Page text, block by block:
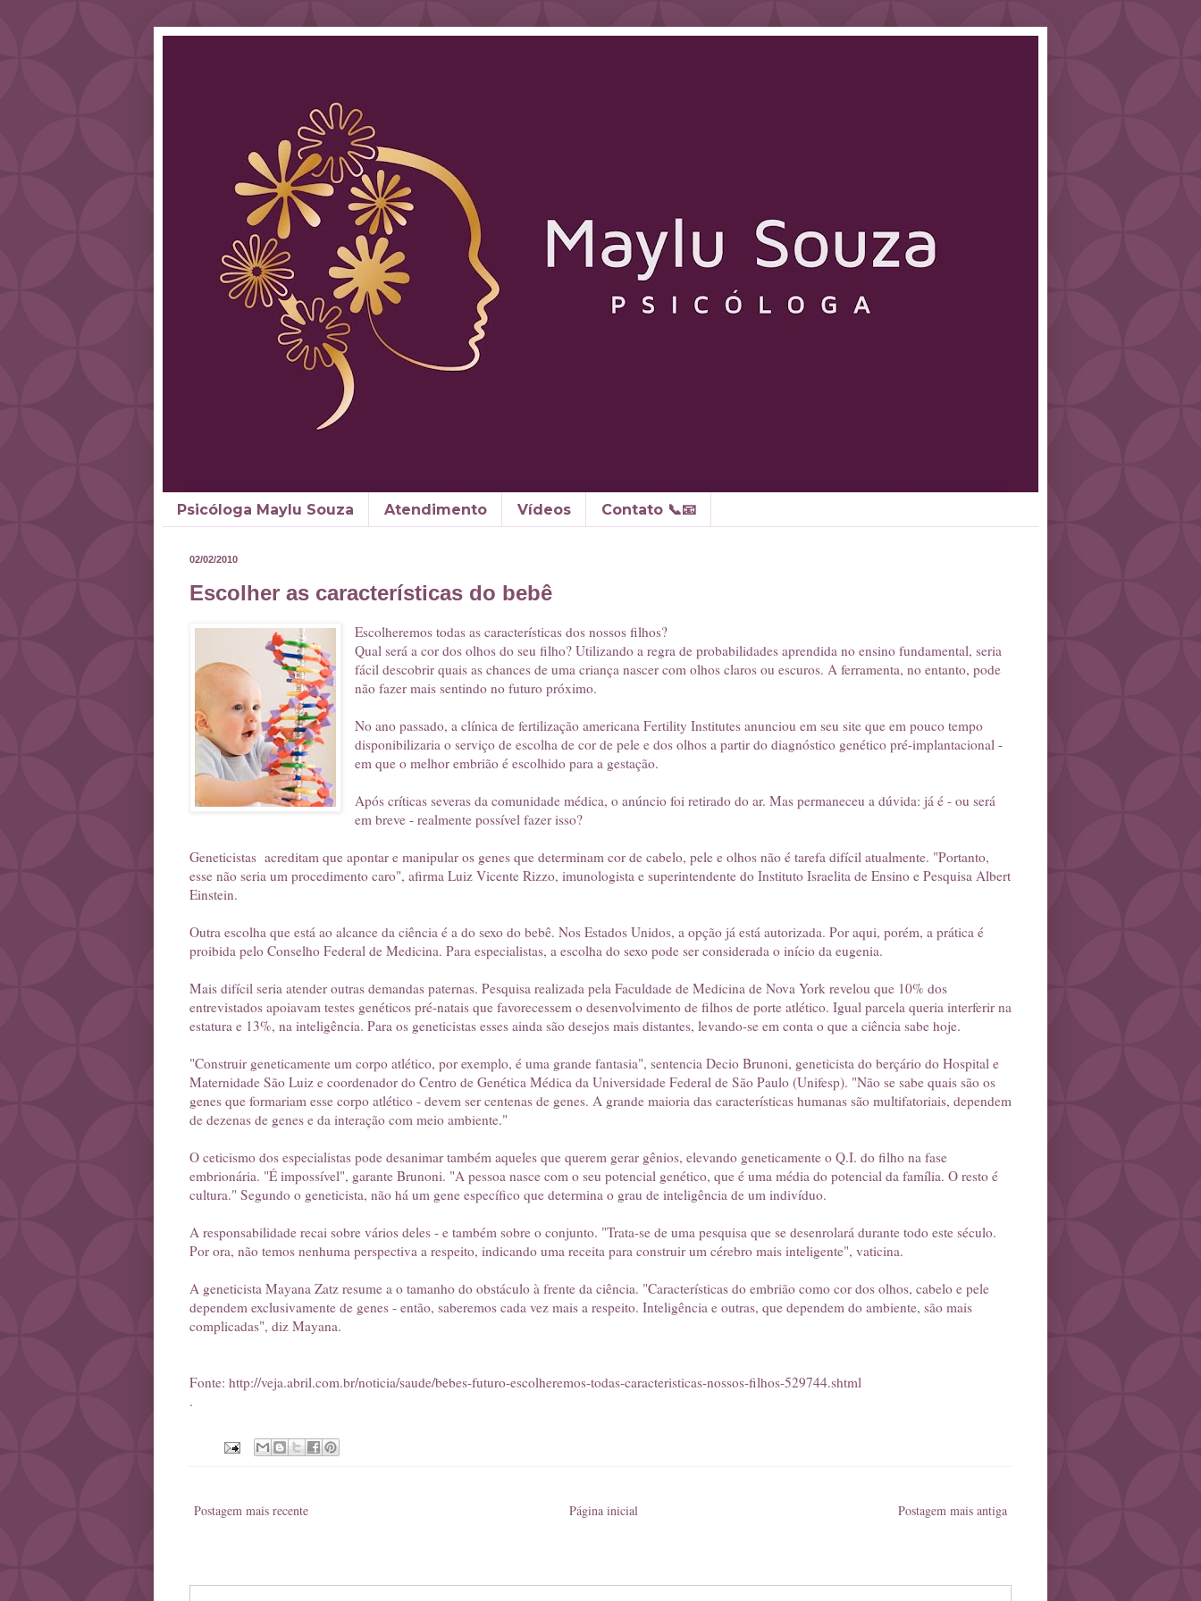
Psicóloga Maylu Souza Atendimento Vídeos Contato 📞📧
02/02/2010
Escolher as características do bebê
Escolheremos todas as características dos nossos filhos?
Qual será a cor dos olhos do seu filho? Utilizando a regra de probabilidades aprendida no ensino fundamental, seria
fácil descobrir quais as chances de uma criança nascer com olhos claros ou escuros. A ferramenta, no entanto, pode
não fazer mais sentindo no futuro próximo.
No ano passado, a clínica de fertilização americana Fertility Institutes anunciou em seu site que em pouco tempo
disponibilizaria o serviço de escolha de cor de pele e dos olhos a partir do diagnóstico genético pré-implantacional -
em que o melhor embrião é escolhido para a gestação.
Após críticas severas da comunidade médica, o anúncio foi retirado do ar. Mas permaneceu a dúvida: já é - ou será
em breve - realmente possível fazer isso?
Geneticistas acreditam que apontar e manipular os genes que determinam cor de cabelo, pele e olhos não é tarefa difícil atualmente. "Portanto,
esse não seria um procedimento caro", afirma Luiz Vicente Rizzo, imunologista e superintendente do Instituto Israelita de Ensino e Pesquisa Albert
Einstein.
Outra escolha que está ao alcance da ciência é a do sexo do bebê. Nos Estados Unidos, a opção já está autorizada. Por aqui, porém, a prática é
proibida pelo Conselho Federal de Medicina. Para especialistas, a escolha do sexo pode ser considerada o início da eugenia.
Mais difícil seria atender outras demandas paternas. Pesquisa realizada pela Faculdade de Medicina de Nova York revelou que 10% dos
entrevistados apoiavam testes genéticos pré-natais que favorecessem o desenvolvimento de filhos de porte atlético. Igual parcela queria interferir na
estatura e 13%, na inteligência. Para os geneticistas esses ainda são desejos mais distantes, levando-se em conta o que a ciência sabe hoje.
"Construir geneticamente um corpo atlético, por exemplo, é uma grande fantasia", sentencia Decio Brunoni, geneticista do berçário do Hospital e
Maternidade São Luiz e coordenador do Centro de Genética Médica da Universidade Federal de São Paulo (Unifesp). "Não se sabe quais são os
genes que formariam esse corpo atlético - devem ser centenas de genes. A grande maioria das características humanas são multifatoriais, dependem
de dezenas de genes e da interação com meio ambiente."
O ceticismo dos especialistas pode desanimar também aqueles que querem gerar gênios, elevando geneticamente o Q.I. do filho na fase
embrionária. "É impossível", garante Brunoni. "A pessoa nasce com o seu potencial genético, que é uma média do potencial da família. O resto é
cultura." Segundo o geneticista, não há um gene específico que determina o grau de inteligência de um indivíduo.
A responsabilidade recai sobre vários deles - e também sobre o conjunto. "Trata-se de uma pesquisa que se desenrolará durante todo este século.
Por ora, não temos nenhuma perspectiva a respeito, indicando uma receita para construir um cérebro mais inteligente", vaticina.
A geneticista Mayana Zatz resume a o tamanho do obstáculo à frente da ciência. "Características do embrião como cor dos olhos, cabelo e pele
dependem exclusivamente de genes - então, saberemos cada vez mais a respeito. Inteligência e outras, que dependem do ambiente, são mais
complicadas", diz Mayana.
Fonte: http://veja.abril.com.br/noticia/saude/bebes-futuro-escolheremos-todas-caracteristicas-nossos-filhos-529744.shtml
.
Postagem mais recente Postagem mais antiga
Página inicial